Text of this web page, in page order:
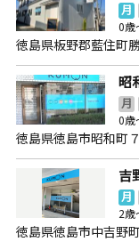
月
0歳
徳島県板野郡藍住
昭
月
0歳
徳島県徳島市昭和町
吉
月
2歳
徳島県徳島市中吉野